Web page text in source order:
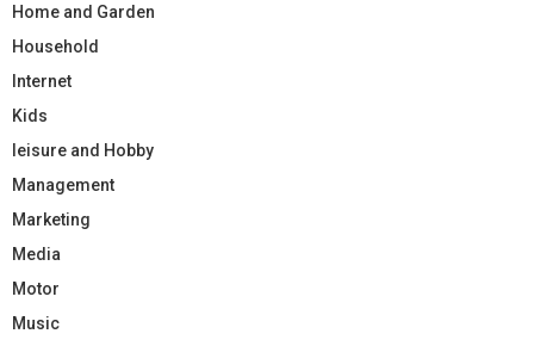
Home and Garden
Household
Internet
Kids
leisure and Hobby
Management
Marketing
Media
Motor
Music